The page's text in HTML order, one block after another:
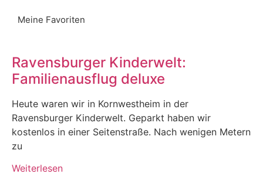
Meine Favoriten
Ravensburger Kinderwelt:
Familienausflug deluxe
Heute waren wir in Kornwestheim in der
Ravensburger Kinderwelt. Geparkt haben wir
kostenlos in einer Seitenstraße. Nach wenigen Metern
zu
Weiterlesen